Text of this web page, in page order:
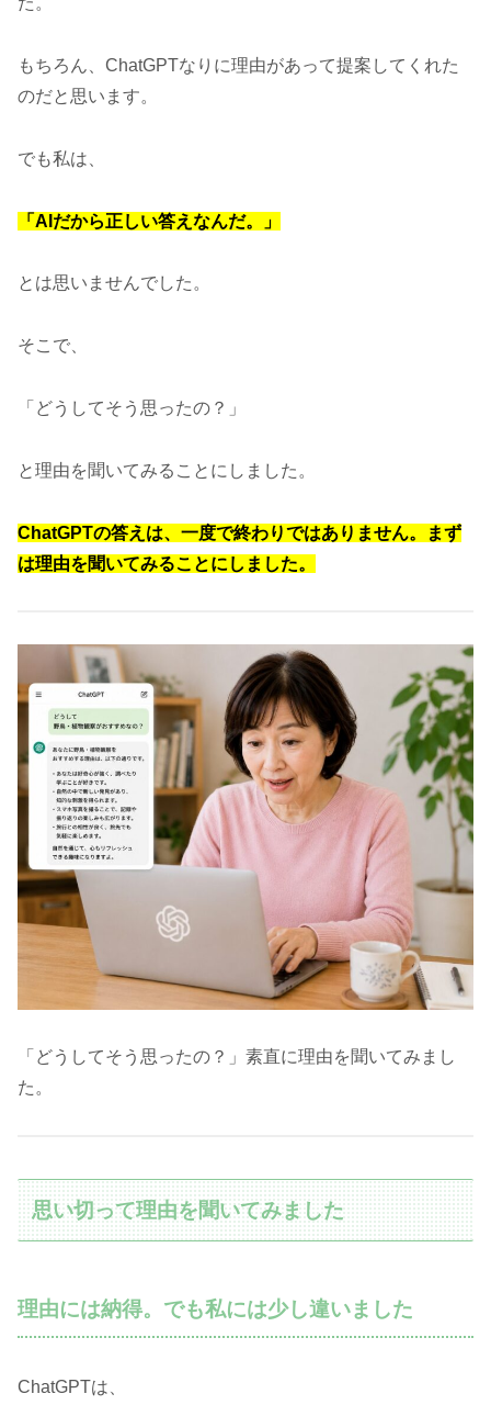
もちろん、ChatGPTなりに理由があって提案してくれた
のだと思います。
でも私は、
「AIだから正しい答えなんだ。」
とは思いませんでした。
そこで、
「どうしてそう思ったの？」
と理由を聞いてみることにしました。
ChatGPTの答えは、一度で終わりではありません。まず
は理由を聞いてみることにしました。
「どうしてそう思ったの？」素直に理由を聞いてみまし
た。
思い切って理由を聞いてみました
理由には納得。でも私には少し違いました
ChatGPTは、